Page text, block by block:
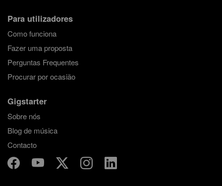
Para utilizadores
Como funciona
Fazer uma proposta
Perguntas Frequentes
Procurar por ocasião
Gigstarter
Sobre nós
Blog de música
Contacto